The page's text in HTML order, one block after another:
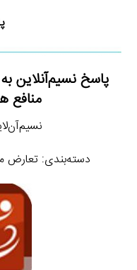
پاسخ نسیم‌آنلاین
منافع
نسیم‌آن‌لاین ـ ۲۷
دسته‌بندی: تعارض